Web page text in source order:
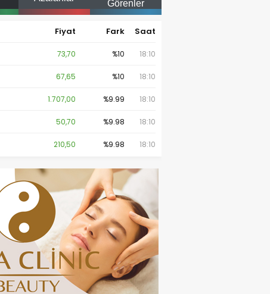
Görenler
Fiyat Fark Saat
73,70 %10 18:10
67,65 %10 18:10
1.707,00 %9.99 18:10
50,70 %9.98 18:10
210,50 %9.98 18:10